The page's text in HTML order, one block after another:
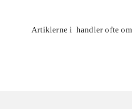
Artiklerne i handler ofte om